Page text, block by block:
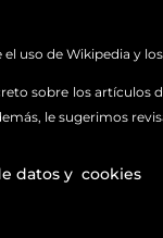
uso de Wikipedia y
sobre los artículos
le sugerimos
datos y cookies